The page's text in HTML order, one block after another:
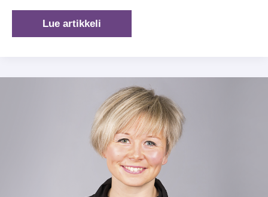
Kaupan
ala
kilpailussa?
Lue artikkeli